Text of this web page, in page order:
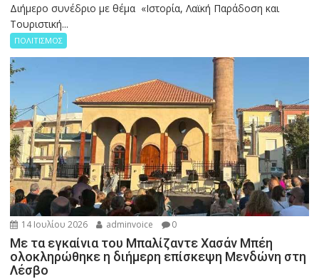
Διήμερο συνέδριο με θέμα «Ιστορία, Λαϊκή Παράδοση και
Τουριστική...
ΠΟΛΙΤΙΣΜΟΣ
14 Ιουλίου 2026 adminvoice 0
Με τα εγκαίνια του Μπαλίζαντε Χασάν Μπέη
ολοκληρώθηκε η διήμερη επίσκεψη Μενδώνη στη
Λέσβο